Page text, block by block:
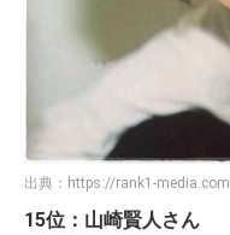
出典： https://rank1-media.com
15位：山崎賢人さん